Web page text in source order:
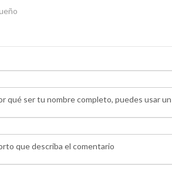
qué ser tu nombre completo, puedes usar
que describa el comentario